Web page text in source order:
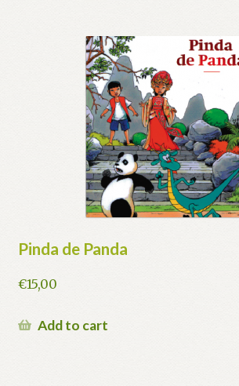
Pinda de Panda
€15,00
Add to cart